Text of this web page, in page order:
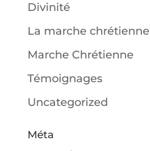
Divinité
La marche chrétienne
Marche Chrétienne
Témoignages
Uncategorized
Méta